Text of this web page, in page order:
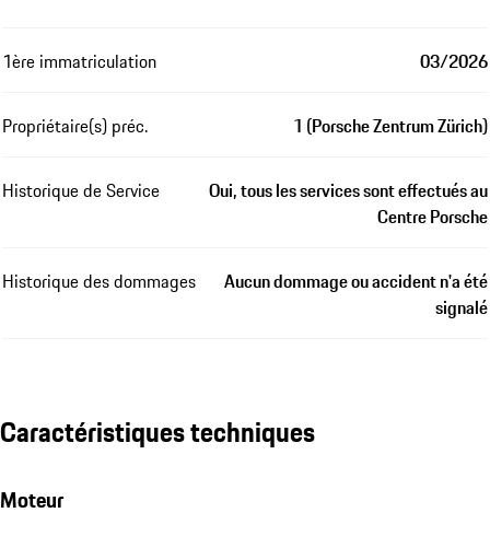
1ère immatriculation 03/2026
Propriétaire(s) préc. 1 (Porsche Zentrum Zürich)
Historique de Service
Oui, tous les services sont effectués au
Centre Porsche
Historique des dommages
Aucun dommage ou accident n'a été
signalé
Caractéristiques techniques
Moteur